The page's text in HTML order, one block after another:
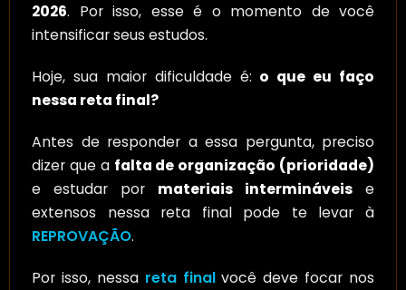
2026. Por isso, esse é o momento de você
intensificar seus estudos.
Hoje, sua maior dificuldade é: o que eu faço
nessa reta final?
Antes de responder a essa pergunta, preciso
dizer que a falta de organização (prioridade)
e estudar por materiais intermináveis e
extensos nessa reta final pode te levar à
REPROVAÇÃO.
Por isso, nessa reta finalvocê deve focar nos